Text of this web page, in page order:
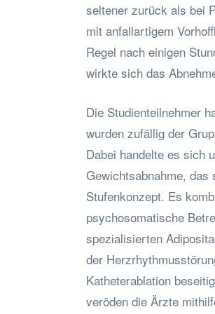
seltener zurück als bei
mit anfallartigem
Regel nach einigen
wirkte sich das
Die Studienteilnehmer
wurden zufällig der
Dabei handelte es sich
Gewichtsabnahme, das
Stufenkonzept. Es
psychosomatische
spezialisierten
der
Katheterablation
veröden die Ärzte